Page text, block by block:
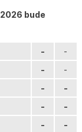
bude
-
-
-
-
-
-
-
-
- -